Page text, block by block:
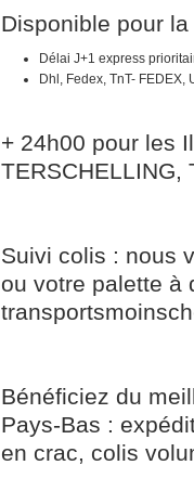
Disponible pour
Délai J+1 express
Dhl, Fedex, TnT- FEDEX,
+ 24h00 pour les
TERSCHELLING,
Suivi colis : nous
ou votre palette à
Bénéficiez du
Pays-Bas :
en crac, colis